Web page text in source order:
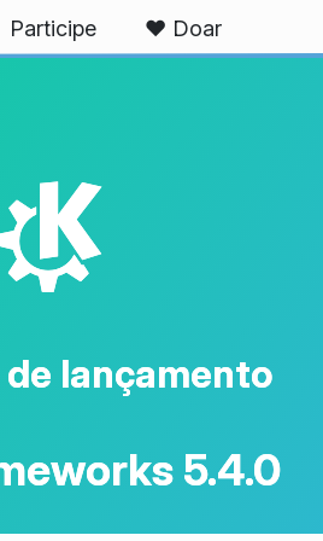
Participe ❤️ Doar
lançamento
5.4.0